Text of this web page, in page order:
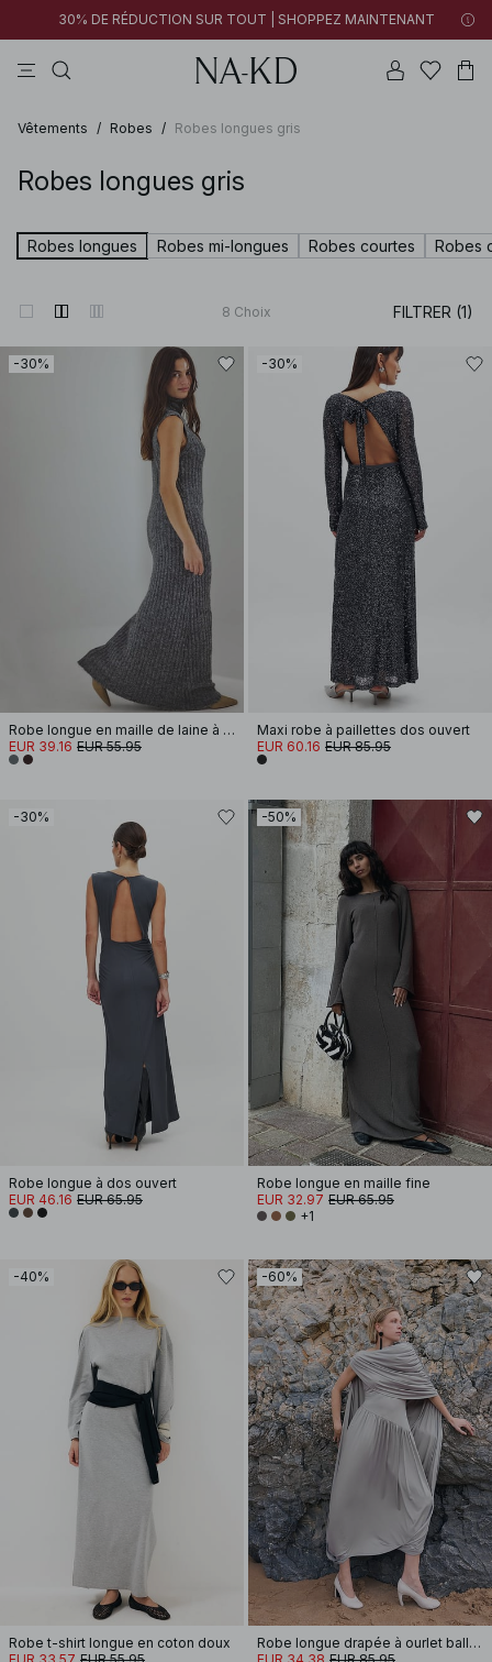
30% DE RÉDUCTION SUR TOUT | SHOPPEZ MAINTENANT
Vêtements / Robes / Robes longues gris
Robes longues gris
Robes longues Robes mi-longues Robes courtes Robes
8 Choix FILTRER (1)
-30%
Robe longue en maille de laine à col roulé
EUR 39.16 EUR 55.95
-30%
Maxi robe à paillettes dos ouvert
EUR 60.16 EUR 85.95
-30%
Robe longue à dos ouvert
EUR 46.16 EUR 65.95
-50%
Robe longue en maille fine
EUR 32.97 EUR 65.95
+1
-40%
Robe t-shirt longue en coton doux
-60%
Robe longue drapée à ourlet ballon